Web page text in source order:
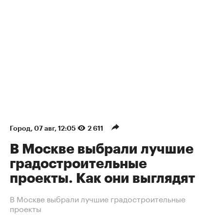
Город 07 авг, 12:05 2 611
В Москве выбрали лучшие
градостроительные
проекты. Как они выглядят
В Москве выбрали лучшие градостроительные
проекты